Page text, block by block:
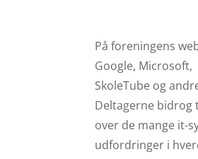
På foreningens
Google, Microsoft,
SkoleTube og
Deltagerne bidrog
over de mange it-
udfordringer i